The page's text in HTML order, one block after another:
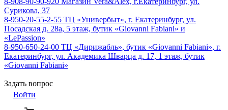
Сурикова, 37
8-950-20-55-2-55 ТЦ «Универбыт», г. Екатеринбург, ул.
Посадская д. 28а, 5 этаж, бутик «Giovanni Fabiani» и
«LePassion»
8-950-650-24-00 ТЦ «Дирижабль», бутик «Giovanni Fabiani», г.
Екатеринбург, ул. Академика Шварца д. 17, 1 этаж, бутик
«Giovanni Fabiani»
Задать вопрос
Войти